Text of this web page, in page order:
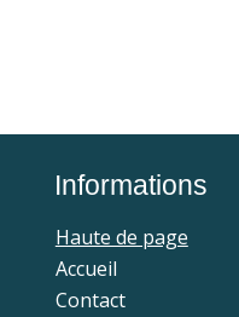
Informations
Haute de page
Accueil
Contact